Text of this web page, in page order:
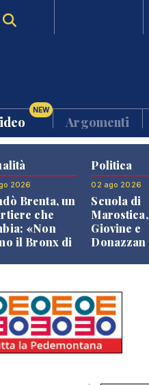
NEW
Argomenti
2026
Brenta, un
che
«Non
il Bronx di
Politica
02 ago 2026
Scuola di
Marostica,
Giovine e
Donazzan